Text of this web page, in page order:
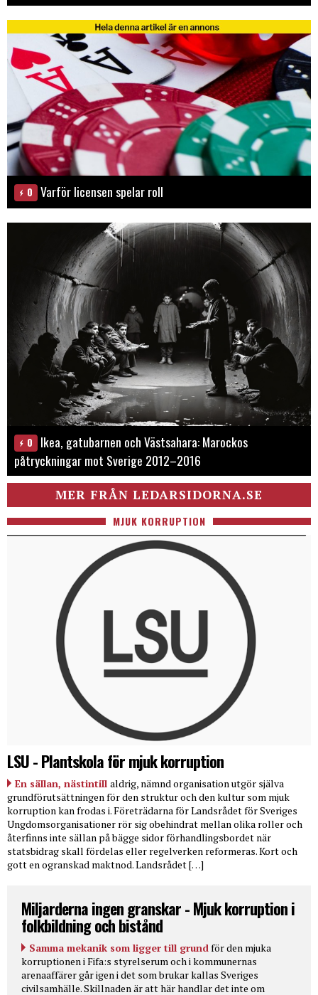
0 Varför licensen spelar roll
0
Ikea, gatubarnen och Västsahara: Marockos
påtryckningar mot Sverige 2012–2016
MER FRÅN LEDARSIDORNA.SE
MJUK KORRUPTION
LSU - Plantskola för mjuk korruption
En sällan, nästintill aldrig, nämnd organisation utgör själva
grundförutsättningen för den struktur och den kultur som mjuk
korruption kan frodas i. Företrädarna för Landsrådet för Sveriges
Ungdomsorganisationer rör sig obehindrat mellan olika roller och
återfinns inte sällan på bägge sidor förhandlingsbordet när
statsbidrag skall fördelas eller regelverken reformeras. Kort och
gott en ogranskad maktnod. Landsrådet […]
Miljarderna ingen granskar - Mjuk korruption i
folkbildning och bistånd
Samma mekanik som ligger till grund för den mjuka
korruptionen i Fifa:s styrelserum och i kommunernas
arenaaffärer går igen i det som brukar kallas Sveriges
civilsamhälle. Skillnaden är att här handlar det inte om